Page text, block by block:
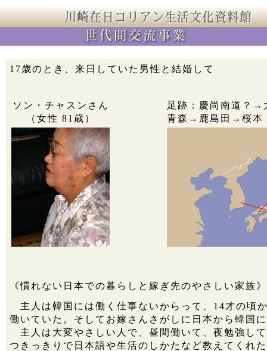
17歳のとき、来日していた男性と結婚して
ソン・チャスンさん
（女性 81歳）
足跡：慶尚南道？
青森→鹿島田→桜本
《慣れない日本での暮らしと嫁ぎ先のやさしい家族》
主人は韓国には働く仕事ないからって、14才の頃
働いていた。そしてお嫁さんさがしに日本から韓国
主人は大変やさしい人で、昼間働いて、夜勉強し
つきっきりで日本語や生活のしかたなど教えてくれ